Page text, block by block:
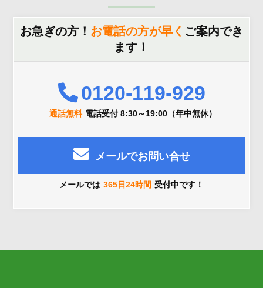
お急ぎの方！ お電話の方が早く ご案内でき
ます！
0120-119-929
通話無料 電話受付 8:30～19:00（年中無休）
メールでお問い合せ
メールでは 365日24時間 受付中です！